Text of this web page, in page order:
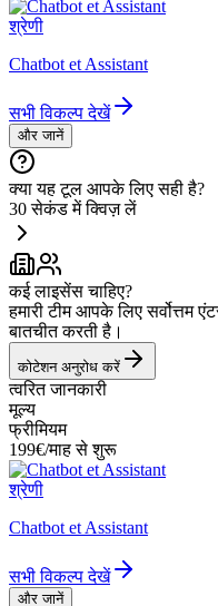
श्रेणी
Chatbot et Assistant
सभी विकल्प देखें
और जानें
क्या यह टूल आपके लिए सही है?
30 सेकंड में क्विज़ लें
कई लाइसेंस चाहिए?
हमारी टीम आपके लिए सर्वोत्तम
बातचीत करती है।
कोटेशन अनुरोध करें
त्वरित जानकारी
मूल्य
फ्रीमियम
199€/माह से शुरू
श्रेणी
Chatbot et Assistant
सभी विकल्प देखें
और जानें